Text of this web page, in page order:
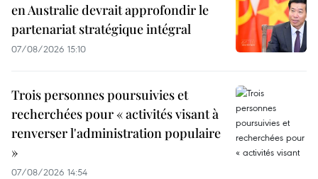
en Australie devrait approfondir le
partenariat stratégique intégral
07/08/2026 15:10
Trois personnes poursuivies et
recherchées pour « activités visant à
renverser l'administration populaire
»
07/08/2026 14:54